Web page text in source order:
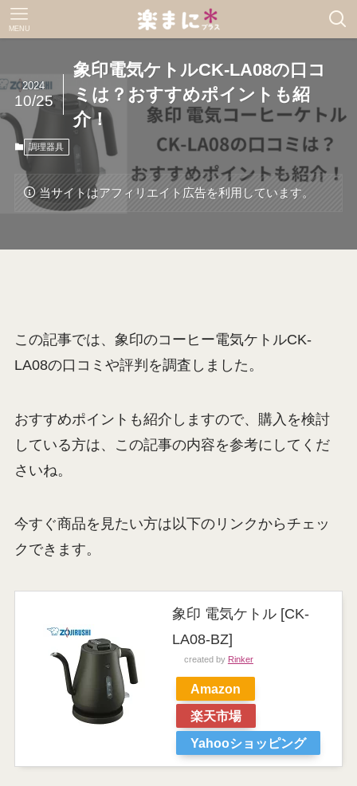
MENU
象印電気ケトルCK-LA08の口コ
ミは？おすすめポイントも紹
介！
2024
10/25
調理器具
当サイトはアフィリエイト広告を利用しています。
この記事では、象印のコーヒー電気ケトルCK-
LA08の口コミや評判を調査しました。
おすすめポイントも紹介しますので、購入を検討
している方は、この記事の内容を参考にしてくだ
さいね。
今すぐ商品を見たい方は以下のリンクからチェッ
クできます。
象印 電気ケトル [CK-
LA08-BZ]
created by Rinker
Amazon
楽天市場
Yahooショッピング